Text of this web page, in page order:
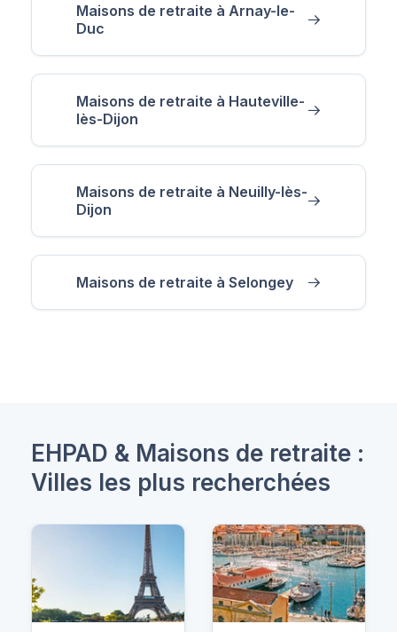
Maisons de retraite à Arnay-le-
Duc
Maisons de retraite à Hauteville-
lès-Dijon
Maisons de retraite à Neuilly-lès-
Dijon
Maisons de retraite à Selongey
EHPAD & Maisons de retraite :
Villes les plus recherchées